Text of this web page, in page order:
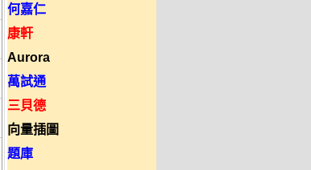
何嘉仁
康軒
Aurora
萬試通
三貝德
向量插圖
題庫